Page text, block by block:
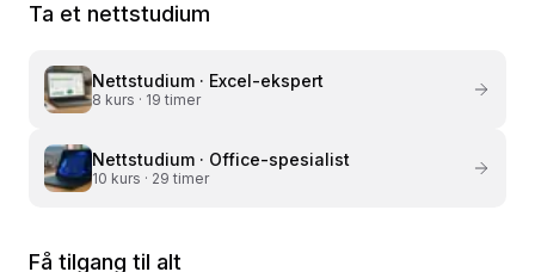
Ta et nettstudium
Nettstudium · Excel-ekspert
8 kurs · 19 timer
Nettstudium · Office-spesialist
10 kurs · 29 timer
Få tilgang til alt